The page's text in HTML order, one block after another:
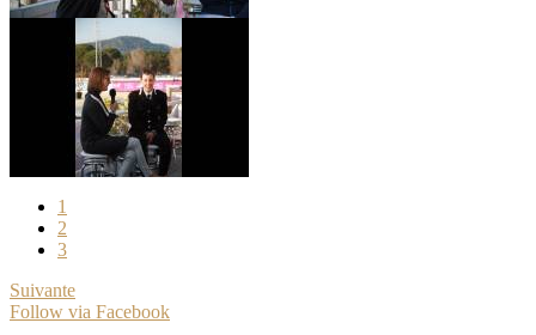
1
2
3
Suivante
Follow via Facebook